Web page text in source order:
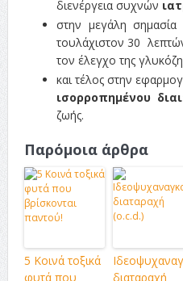
διενέργεια συχνών
στην μεγάλη σημασία
τουλάχιστον 30
τον έλεγχο της
και τέλος στην
ισορροπημένου
ζωής.
Παρόμοια άρθρα
5 Κοινά τοξικά
φυτά που
διαταραχή